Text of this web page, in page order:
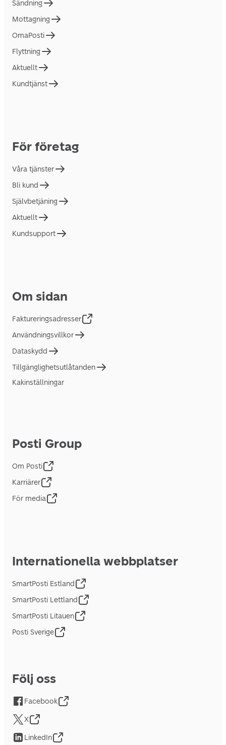
Sändning
Mottagning
OmaPosti
Flyttning
Aktuellt
Kundtjänst
För företag
Våra tjänster
Bli kund
Självbetjäning
Aktuellt
Kundsupport
Om sidan
Faktureringsadresser
Användningsvillkor
Dataskydd
Tillgänglighetsutlåtanden
Kakinställningar
Posti Group
Om Posti
Karriärer
För media
Internationella webbplatser
SmartPosti Estland
SmartPosti Lettland
SmartPosti Litauen
Posti Sverige
Följ oss
Facebook
X
LinkedIn